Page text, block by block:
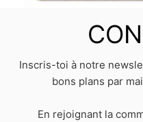
Inscris-toi à notre
bons plans par
En rejoignant la